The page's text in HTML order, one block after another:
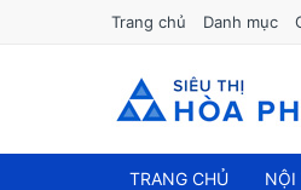
Trang chủ Danh mục
TRANG CHỦ NỘI